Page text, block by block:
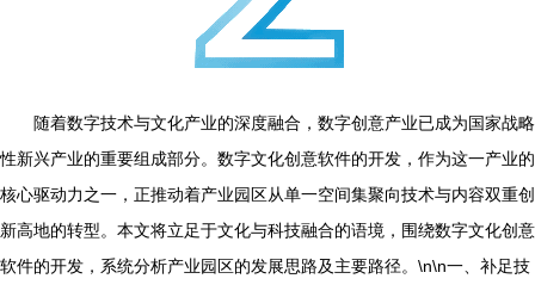
随着数字技术与文化产业的深度融合，数字创意产业已成为国家战略
性新兴产业的重要组成部分。数字文化创意软件的开发，作为这一产业的
核心驱动力之一，正推动着产业园区从单一空间集聚向技术与内容双重创
新高地的转型。本文将立足于文化与科技融合的语境，围绕数字文化创意
软件的开发，系统分析产业园区的发展思路及主要路径。\n\n一、补足技